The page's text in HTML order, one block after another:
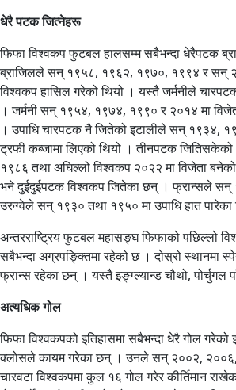
धेरै पटक जित्नेहरू
फिफा विश्वकप फुटबल हालसम्म सबैभन्दा धेरैपटक
ब्राजिलले सन् १९५८, १९६२, १९७०, १९९४ र सन्
विश्वकप हासिल गरेको थियो । यस्तै जर्मनीले
। जर्मनी सन् १९५४, १९७४, १९९० र २०१४ मा
। उपाधि चारपटक नै जितेको इटालीले सन् १९३४,
ट्रफी कब्जामा लिएको थियो । तीनपटक
१९८६ तथा अघिल्लो विश्वकप २०२२ मा विजेता
भने दुईदुईपटक विश्वकप जितेका छन् । फ्रान्सले सन्
उरुग्वेले सन् १९३० तथा १९५० मा उपाधि हात पारेका
अन्तरराष्ट्रिय फुटबल महासङ्घ फिफाको पछिल्लो
सबैभन्दा अग्रपङ्क्तिमा रहेको छ । दोस्रो स्थानमा
फ्रान्स रहेका छन् । यस्तै इङ्ग्ल्यान्ड चौथो, पोर्चुगल
अत्यधिक गोल
फिफा विश्वकपको इतिहासमा सबैभन्दा धेरै गोल गरेको
क्लोसले कायम गरेका छन् । उनले सन् २००२,
चारवटा विश्वकपमा कुल १६ गोल गरेर कीर्तिमान